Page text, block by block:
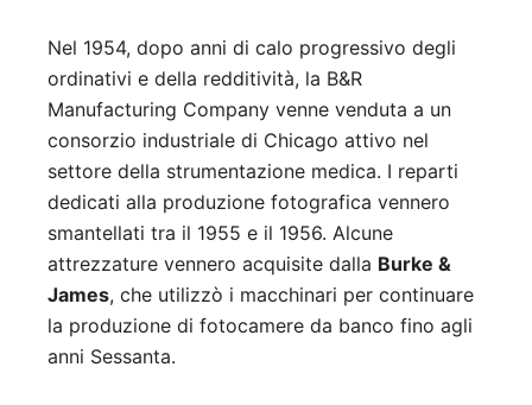
Nel 1954, dopo anni di calo progressivo degli
ordinativi e della redditività, la B&R
Manufacturing Company venne venduta a un
consorzio industriale di Chicago attivo nel
settore della strumentazione medica. I reparti
dedicati alla produzione fotografica vennero
smantellati tra il 1955 e il 1956. Alcune
attrezzature vennero acquisite dalla Burke &
James, che utilizzò i macchinari per continuare
la produzione di fotocamere da banco fino agli
anni Sessanta.